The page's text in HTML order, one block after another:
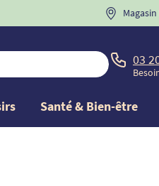
BIENVENUE"
03
Santé & Bien-être